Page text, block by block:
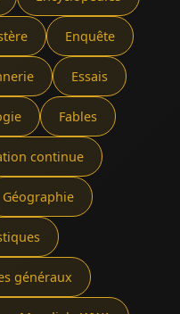
Enquête
Essais
Fables
continue
Géographie
généraux